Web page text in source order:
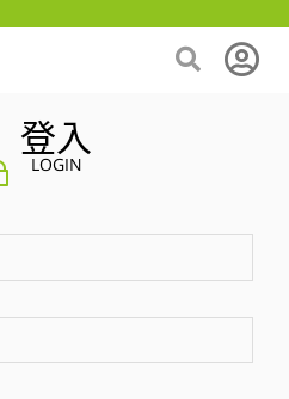
登入
LOGIN